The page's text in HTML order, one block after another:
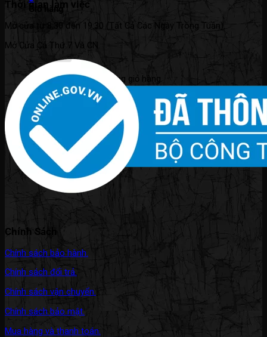
Giỏ hàng
Chưa có sản phẩm trong giỏ hàng.
Quay trở lại cửa hàng
Thời gian làm việc
Mở cửa từ 8:30 đến 19:30 (Tất Cả Các Ngày Trong Tuần).
Mở Cửa Cả Thứ 7 Và CN.
Chính Sách
Chính sách bảo hành.
Chính sách đổi trả.
Chính sách vận chuyển.
Chính sách bảo mật.
Mua hàng và thanh toán.